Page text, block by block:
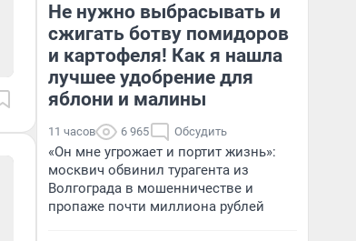
Не нужно выбрасывать и
сжигать ботву помидоров
и картофеля! Как я нашла
лучшее удобрение для
яблони и малины
11 часов 6 965 Обсудить
«Он мне угрожает и портит жизнь»:
москвич обвинил турагента из
Волгограда в мошенничестве и
пропаже почти миллиона рублей